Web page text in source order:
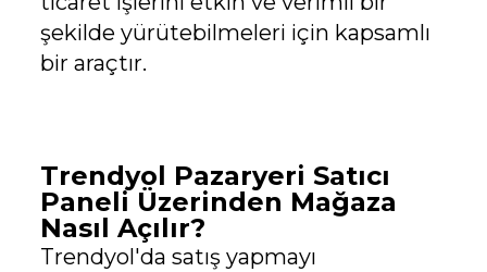
şekilde yürütebilmeleri için kapsamlı
bir araçtır.
Trendyol Pazaryeri Satıcı
Paneli Üzerinden Mağaza
Nasıl Açılır?
Trendyol'da satış yapmayı